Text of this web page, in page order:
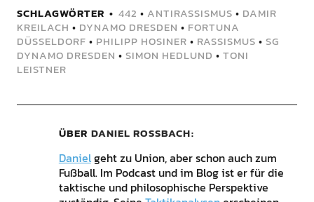
SCHLAGWÖRTER 442 • ANTIRASSISMUS • DAMIR
KREILACH • DYNAMO DRESDEN • FORTUNA
DÜSSELDORF • PHILIPP HOSINER • RASSISMUS • SG
DYNAMO DRESDEN • SIMON HEDLUND • TONI
LEISTNER
ÜBER DANIEL ROSSBACH
Danielgeht zu Union, aber schon auch zum
Fußball. Im Podcast und im Blog ist er für die
taktische und philosophische Perspektive